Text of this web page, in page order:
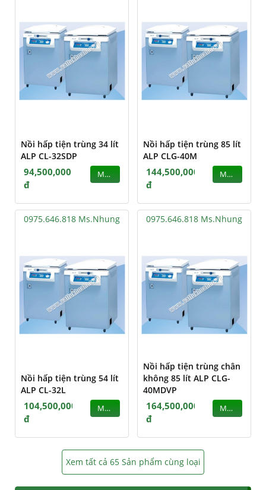
Nồi hấp tiện trùng 34 lít
ALP CL-32SDP
94,500,000
đ
MUA
Nồi hấp tiện trùng 85 lít
ALP CLG-40M
144,500,000
đ
MUA
0975.646.818 Ms.Nhung
Nồi hấp tiện trùng 54 lít
ALP CL-32L
104,500,000
đ
MUA
0975.646.818 Ms.Nhung
Nồi hấp tiện trùng chân
không 85 lít ALP CLG-
40MDVP
164,500,000
đ
MUA
Xem tất cả 65 Sản phẩm cùng loại